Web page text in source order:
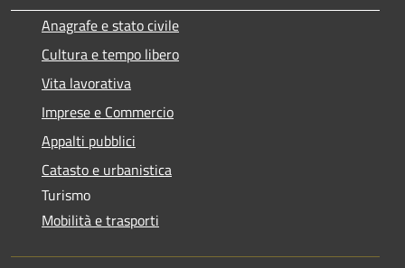
Anagrafe e stato civile
Cultura e tempo libero
Vita lavorativa
Imprese e Commercio
Appalti pubblici
Catasto e urbanistica
Turismo
Mobilità e trasporti